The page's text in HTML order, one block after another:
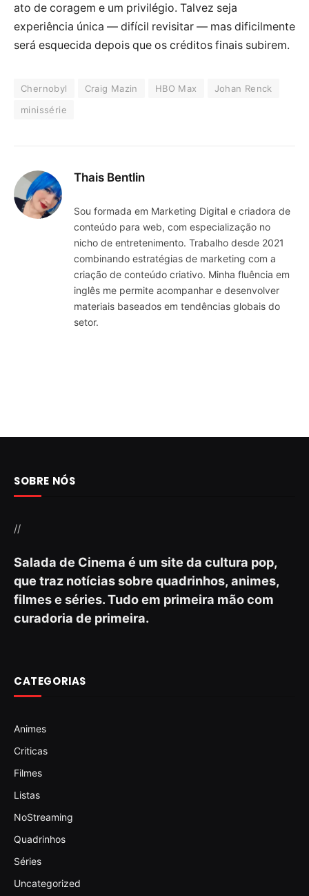
ato de coragem e um privilégio. Talvez seja
experiência única — difícil revisitar — mas dificilmente
será esquecida depois que os créditos finais subirem.
Chernobyl Craig Mazin HBO Max
Johan Renck
minissérie
Thais Bentlin
Sou formada em Marketing Digital e criadora de
conteúdo para web, com especialização no
nicho de entretenimento. Trabalho desde 2021
combinando estratégias de marketing com a
criação de conteúdo criativo. Minha fluência em
inglês me permite acompanhar e desenvolver
materiais baseados em tendências globais do
setor.
SOBRE NÓS
//
Salada de Cinema é um site da cultura pop,
que traz notícias sobre quadrinhos, animes,
filmes e séries. Tudo em primeira mão com
curadoria de primeira.
CATEGORIAS
Animes
Criticas
Filmes
Listas
NoStreaming
Quadrinhos
Séries
Uncategorized